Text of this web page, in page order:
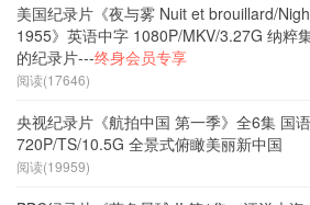
美国纪录片《夜与雾 Nuit et brouillard/
1955》英语中字 1080P/MKV/3.27G 纳粹
的纪录片---终身会员专享
阅读(17646)
央视纪录片《航拍中国 第一季》全6集 国
720P/TS/10.5G 全景式俯瞰美丽新中国
阅读(19959)